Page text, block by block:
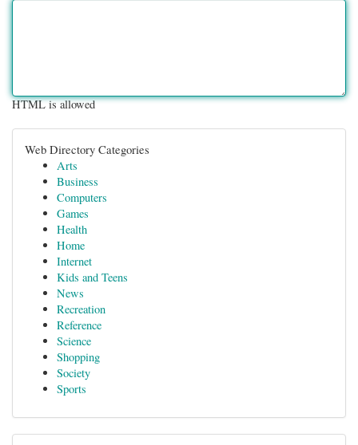
HTML is allowed
Web Directory Categories
Arts
Business
Computers
Games
Health
Home
Internet
Kids and Teens
News
Recreation
Reference
Science
Shopping
Society
Sports